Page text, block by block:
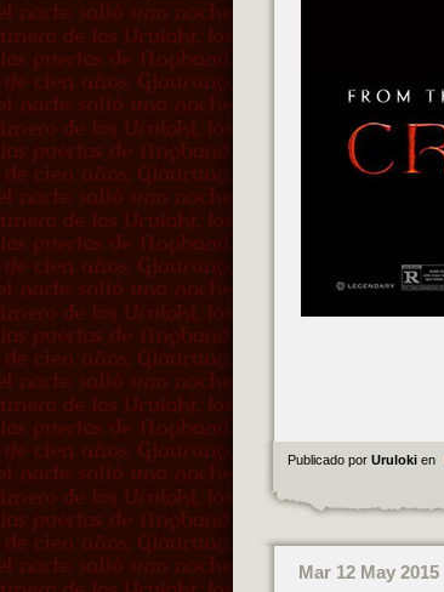
Publicado por Uruloki en
Mar 12 May 2015